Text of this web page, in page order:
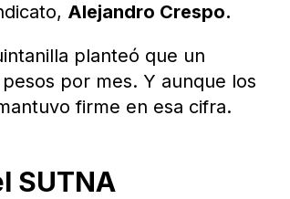
Alejandro Crespo.
planteó que un
por mes. Y aunque los
firme en esa cifra.
SUTNA